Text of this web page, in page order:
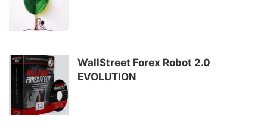
WallStreet Forex Robot 2.0
EVOLUTION